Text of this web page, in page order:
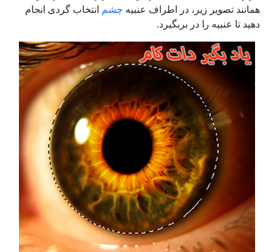
همانند تصویر زیر، در اطراف عنبیه چشم
انتخاب گردی انجام
دهید تا عنبیه را در بربگیرد.